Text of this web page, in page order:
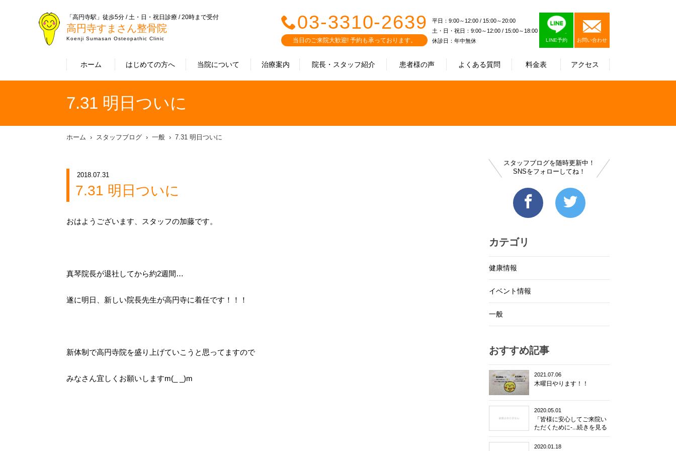
「高円寺駅」徒歩5分 / 土・日・祝日診療 / 20時まで受付
高円寺すまさん整骨院
Koenji Sumasan Osteopathic Clinic
ホーム はじめての方へ 当院について 治療案内 院長・スタッフ紹介 患者様の声 よくある質問 料金表 アクセス
03-3310-2639
当日のご来院大歓迎! 予約も承っております。
平日：9:00～12:00 / 15:00～20:00
土・日・祝日：9:00～12:00 / 15:00～18:00
休診日：年中無休
LINE予約 お問い合わせ
7.31 明日ついに
ホーム スタッフブログ 一般 7.31 明日ついに
2018.07.31
7.31 明日ついに
おはようございます、スタッフの加藤です。
真琴院長が退社してから約2週間…
遂に明日、新しい院長先生が高円寺に着任です！！！
新体制で高円寺院を盛り上げていこうと思ってますので
みなさん宜しくお願いしますm(_ _)m
スタッフブログを随時更新中！
SNSをフォローしてね！
カテゴリ
健康情報
イベント情報
一般
おすすめ記事
2021.07.06
木曜日やります！！
2020.05.01
「皆様に安心してご来院い
ただくために-...続きを見る
2020.01.18